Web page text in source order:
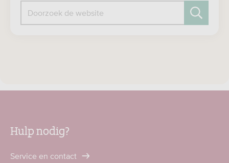
Doorzoek de website
Hulp nodig?
Service en contact